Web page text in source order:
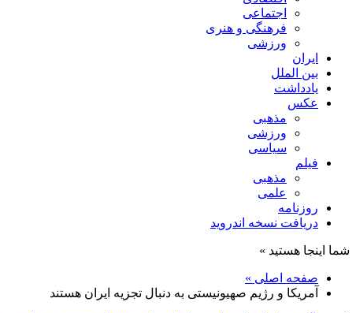
اجتماعی
فرهنگی و هنری
ورزشی
ایران
بین الملل
یادداشت
عکس
مذهبی
ورزشی
سیاسی
فیلم
مذهبی
علمی
روزنامه
دریافت نسخه اندروید
شما اینجا هستید »
صفحه اصلی »
آمریکا و رژیم صهیونیستی به دنبال تجزیه ایران هستند